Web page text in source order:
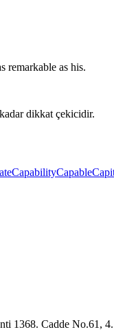
remarkable as his.
dikkat çekicidir.
CapabilityCapable
1368. Cadde No.61,